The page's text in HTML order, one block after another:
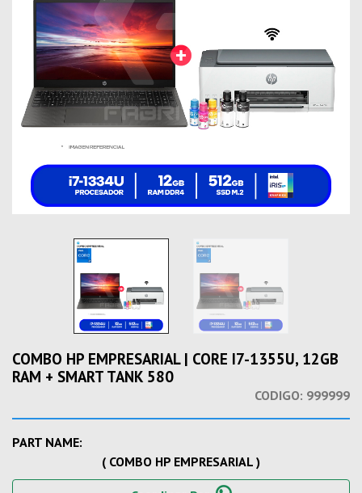
COMBO HP EMPRESARIAL | CORE I7-1355U, 12GB
RAM + SMART TANK 580
CODIGO: 999999
PART NAME:
( COMBO HP EMPRESARIAL )